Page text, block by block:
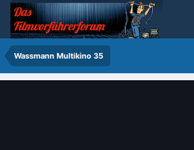
Wassmann Multikino 35